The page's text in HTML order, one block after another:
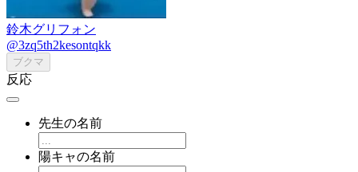
鈴木グリフォン
@3zq5th2kesontqkk
ブクマ
反応
先生の名前
陽キャの名前